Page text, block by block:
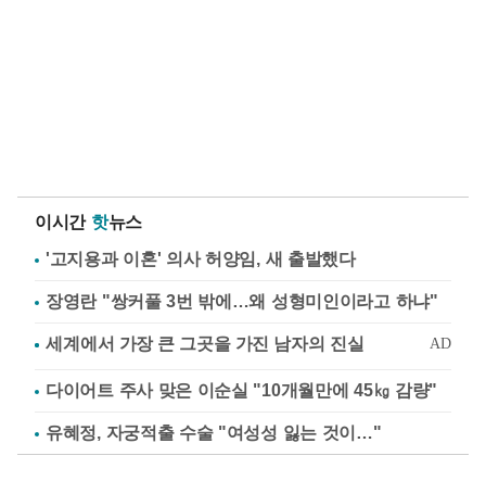
이시간 핫뉴스
'고지용과 이혼' 의사 허양임, 새 출발했다
장영란 "쌍커풀 3번 밖에…왜 성형미인이라고 하냐"
다이어트 주사 맞은 이순실 "10개월만에 45㎏ 감량"
유혜정, 자궁적출 수술 "여성성 잃는 것이…"